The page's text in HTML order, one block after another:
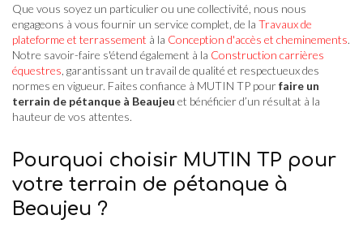
Que vous soyez un particulier ou une collectivité, nous nous
engageons à vous fournir un service complet, de la Travaux de
plateforme et terrassement à la Conception d'accès et cheminements.
Notre savoir-faire s'étend également à la Construction carrières
équestres , garantissant un travail de qualité et respectueux des
normes en vigueur. Faites confiance à MUTIN TP pourfaire un
terrain de pétanque à Beaujeu et bénéficier d’un résultat à la
hauteur de vos attentes.
Pourquoi choisir MUTIN TP pour
votre terrain de pétanque à
Beaujeu ?